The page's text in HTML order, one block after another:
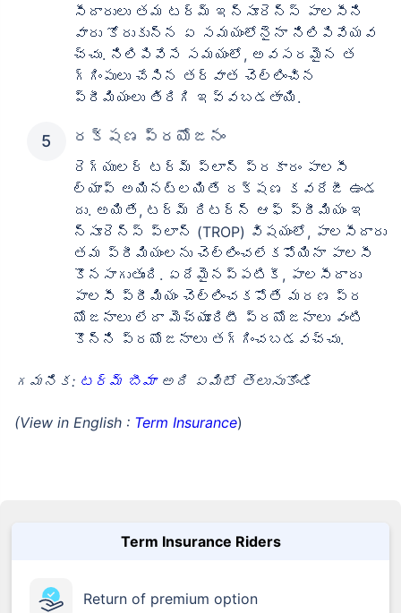
సీదారులు తమ టర్మ్ ఇన్సూరెన్స్ పాలసీని
వారు కోరుకున్న ఏ సమయంలోనైనా నిలిపివేయవ
చ్చు. నిలిపివేసే సమయంలో, అవసరమైన త
గ్గింపులు చేసిన తర్వాత చెల్లించిన
ప్రీమియంలు తిరిగి ఇవ్వబడతాయి.
రక్షణ ప్రయోజనం
రెగ్యులర్ టర్మ్ ప్లాన్ ప్రకారం పాలసీ
ల్యాప్ అయినట్లయితే రక్షణ కవరేజీ ఉండ
దు. అయితే, టర్మ్ రిటర్న్ ఆఫ్ ప్రీమియం ఇ
న్సూరెన్స్ ప్లాన్ (TROP) విషయంలో, పాలసీదారు
తమ ప్రీమియంలను చెల్లించలేకపోయినా పాలసీ
కొనసాగుతుంది. ఏదేమైనప్పటికీ, పాలసీదారు
పాలసీ ప్రీమియం చెల్లించకపోతే మరణ ప్ర
యోజనాలు లేదా మెచ్యూరిటీ ప్రయోజనాలు వంటి
కొన్ని ప్రయోజనాలు తగ్గించబడవచ్చు.
గమనిక: టర్మ్ బీమాఅది ఏమిటో తెలుసుకోండి
(View in English : Term Insurance)
Term Insurance Riders
Return of premium option